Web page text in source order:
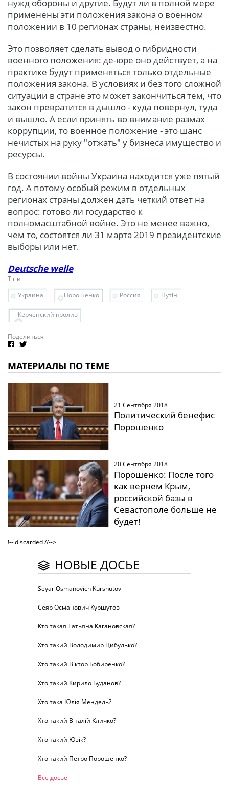
нужд обороны и другие. Будут ли в полной мере
применены эти положения закона о военном
положении в 10 регионах страны, неизвестно.
Это позволяет сделать вывод о гибридности
военного положения: де-юре оно действует, а на
практике будут применяться только отдельные
положения закона. В условиях и без того сложной
ситуации в стране это может закончиться тем, что
закон превратится в дышло - куда повернул, туда
и вышло. А если принять во внимание размах
коррупции, то военное положение - это шанс
нечистых на руку "отжать" у бизнеса имущество и
ресурсы.
В состоянии войны Украина находится уже пятый
год. А потому особый режим в отдельных
регионах страны должен дать четкий ответ на
вопрос: готово ли государство к
полномасштабной войне. Это не менее важно,
чем то, состоятся ли 31 марта 2019 президентские
выборы или нет.
Deutsche welle
Тэги
Украина
Порошенко Россия Путін
Керченский пролив
Поделиться
МАТЕРИАЛЫ ПО ТЕМЕ
21 Сентября 2018
Политический бенефис
Порошенко
20 Сентября 2018
Порошенко: После того
как вернем Крым,
российской базы в
Севастополе больше не
будет!
!-- discarded //-->
НОВЫЕ ДОСЬЕ
Seyar Osmanovich Kurshutov
Сеяр Османович Куршутов
Кто такая Татьяна Кагановская?
Хто такий Володимир Цибулько?
Хто такий Віктор Бобиренко?
Хто такий Кирило Буданов?
Хто така Юлія Мендель?
Хто такий Віталій Кличко?
Хто такий Юзік?
Хто такий Петро Порошенко?
Все досье